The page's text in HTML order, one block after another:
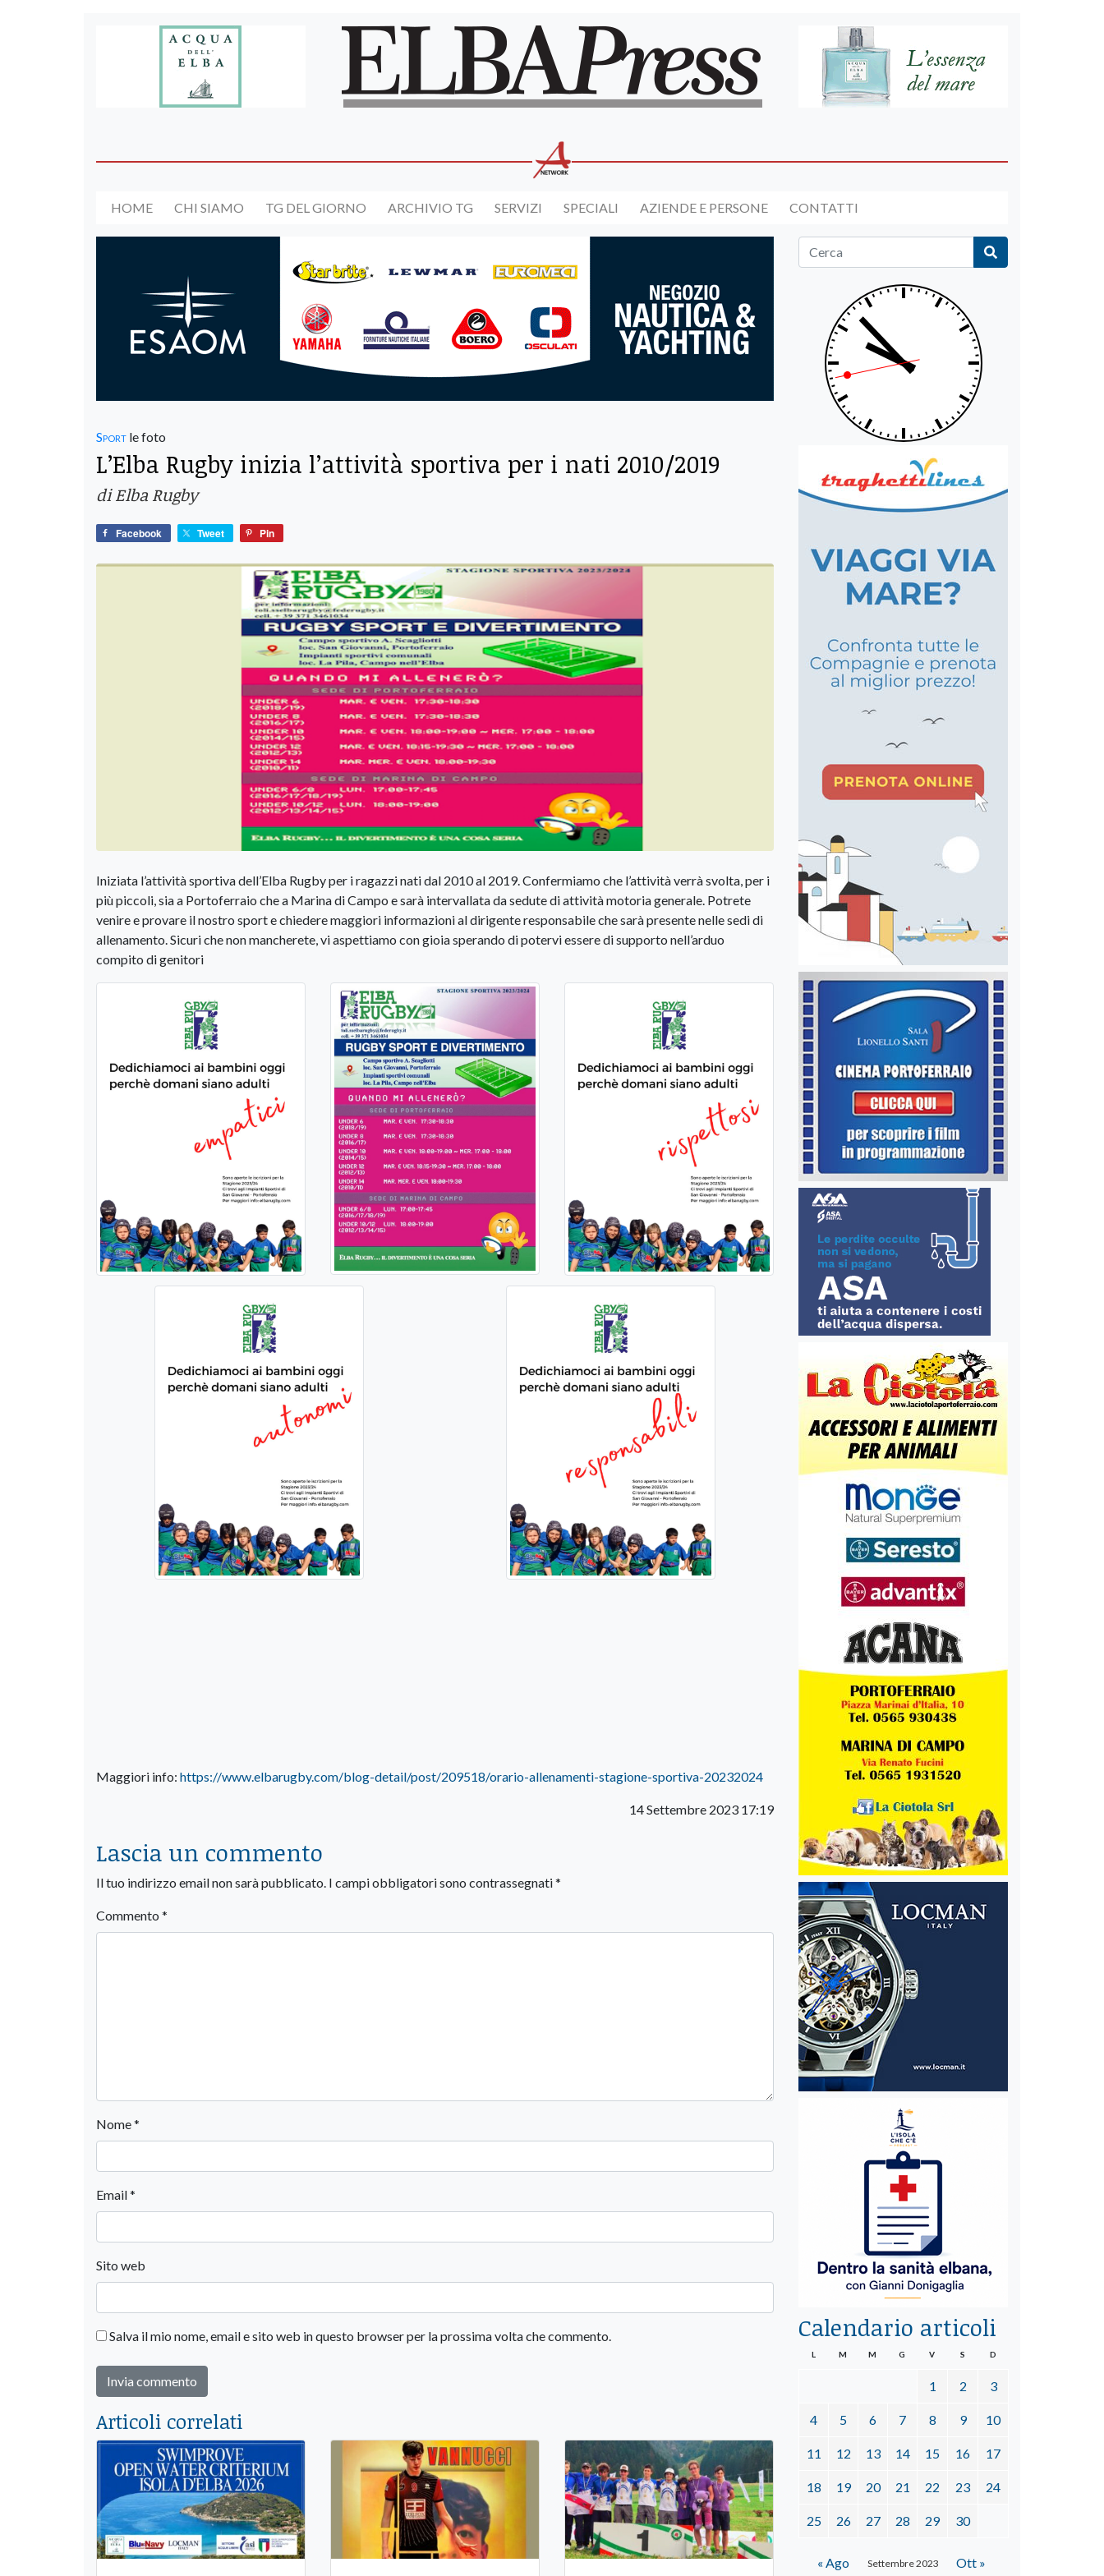
HOME CHI SIAMO TG DEL GIORNO ARCHIVIO TG SERVIZI SPECIALI AZIENDE E PERSONE CONTATTI
Sport le foto
L’Elba Rugby inizia l’attività sportiva per i nati 2010/2019
di Elba Rugby
Facebook Tweet Pin
Iniziata l’attività sportiva dell’Elba Rugby per i ragazzi nati dal 2010 al 2019. Confermiamo che l’attività verrà svolta, per i
più piccoli, sia a Portoferraio che a Marina di Campo e sarà intervallata da sedute di attività motoria generale. Potrete
venire e provare il nostro sport e chiedere maggiori informazioni al dirigente responsabile che sarà presente nelle sedi di
allenamento. Sicuri che non mancherete, vi aspettiamo con gioia sperando di potervi essere di supporto nell’arduo
compito di genitori
Maggiori info: https://www.elbarugby.com/blog-detail/post/209518/orario-allenamenti-stagione-sportiva-20232024
14 Settembre 2023 17:19
Lascia un commento
Il tuo indirizzo email non sarà pubblicato. I campi obbligatori sono contrassegnati*
Commento *
Nome*
Email*
Sito web
Salva il mio nome, email e sito web in questo browser per la prossima volta che commento.
Articoli correlati
Calendario articoli
Settembre 2023
L M M G V S D
1 2 3
4 5 6 7 8 9 10
11 12 13 14 15 16 17
18 19 20 21 22 23 24
25 26 27 28 29 30
« Ago Ott »